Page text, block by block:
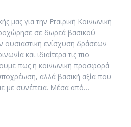
μας για την Εταιρική Κοινωνική
σε δωρεά βασικού
ουσιαστική ενίσχυση δράσεων
και ιδιαίτερα τις πιο
πως η κοινωνική προσφορά
αλλά βασική αξία που
με συνέπεια. Μέσα από…